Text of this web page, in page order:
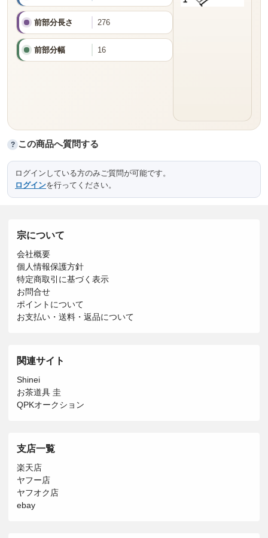
前部分長さ 276
前部分幅 16
? この商品へ質問する
ログインしている方のみご質問が可能です。
ログインを行ってください。
宗について
会社概要
個人情報保護方針
特定商取引に基づく表示
お問合せ
ポイントについて
お支払い・送料・返品について
関連サイト
Shinei
お茶道具 圭
QPKオークション
支店一覧
楽天店
ヤフー店
ヤフオク店
ebay